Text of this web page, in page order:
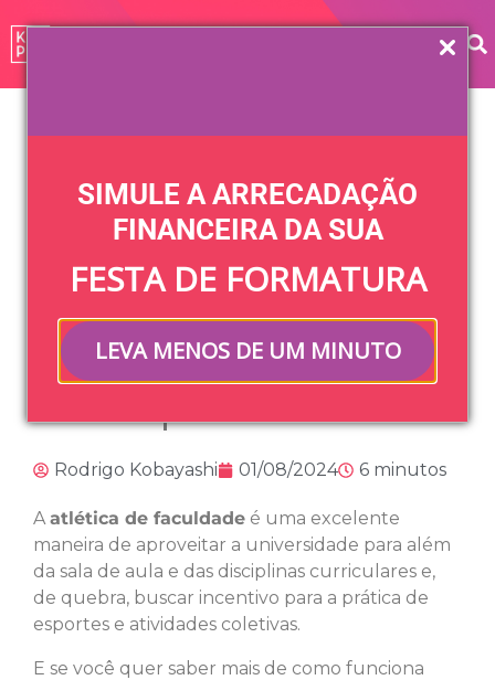
SIMULE A ARRECADAÇÃO
FINANCEIRA DA SUA
FESTA DE FORMATURA
LEVA MENOS DE UM MINUTO
Home»Blog»Vida Universitária»Atlética de faculdade:
Atlética de
faculdade: veja o
que é e como
Rodrigo Kobayashi 01/08/2024 6 minutos
Aatlética de faculdade é uma excelente
maneira de aproveitar a universidade para além
da sala de aula e das disciplinas curriculares e,
de quebra, buscar incentivo para a prática de
esportes e atividades coletivas.
E se você quer saber mais de como funciona